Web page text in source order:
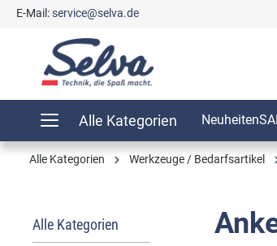
Zur Hauptnavigation springen
E-Mail:service@selva.de
Alle Kategorien Neuheiten
Alle Kategorien Werkzeuge / Bedarfsartikel
Alle Kategorien